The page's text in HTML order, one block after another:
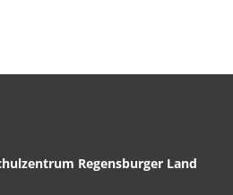
Regensburger Land